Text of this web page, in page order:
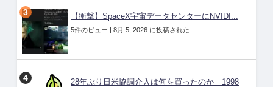
【衝撃】SpaceX宇宙データセンターにNVIDI...
5件のビュー | 8月 5, 2026 に投稿された
28年ぶり日米協調介入は何を買ったのか｜1998